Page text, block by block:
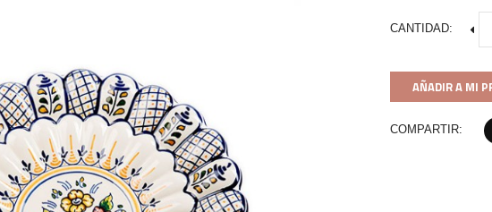
CANTIDAD:
AÑADIR A MI
COMPARTIR: